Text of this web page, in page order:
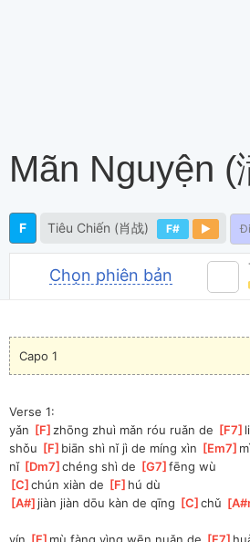
Mãn Nguyện (
F Tiêu Chiến (肖战) F#
Chọn phiên bản
Capo 1
Verse 1:
yǎn [F ]zhōng zhuì mǎn róu ruǎn de [F7 ]
shǒu [F ]biān shì nǐ jì de míng xìn [Em7 ]
nǐ [Dm7 ]
chéng shì de [G7 ]
fēng wù
[C ]
chún xiàn de [F ]hú dù
[A# ]jiàn jiàn dōu kàn de qīng [C ]
chǔ [